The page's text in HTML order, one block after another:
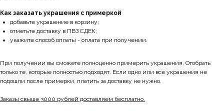
Как заказать украшения с примеркой
добавьте украшение в корзину;
отметьте доставку в ПВЗ СДЕК;
укажите способ оплаты - оплата при получении.
При получении вы сможете полноценно примерить украшения. Отобрать
только те, которые полностью подходят. Если одно или все украшения не
подошли после примерки, платить за доставку не нужно.
Заказы свыше 3000 рублей доставляем бесплатно.